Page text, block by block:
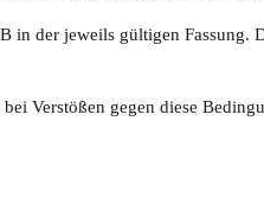
in der jeweils gültigen
Verstößen gegen diese